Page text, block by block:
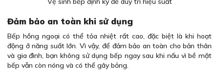
Đảm bảo an toàn khi sử dụng
Bếp hồng ngoại có thể tỏa nhiệt rất cao, đặc biệt là khi hoạt
động ở năng suất lớn. Vì vậy, để đảm bảo an toàn cho bản thân
và gia đình, bạn không sử dụng bếp ngay sau khi nấu vì bề mặt
bếp vẫn còn nóng và có thể gây bỏng.